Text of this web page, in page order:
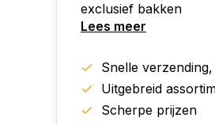
exclusief bakken
Lees meer
Snelle
Uitgebreid
Scherpe prijzen